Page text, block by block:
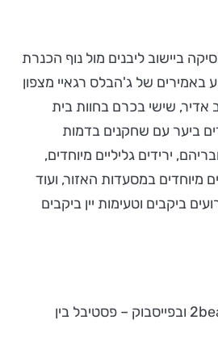
ביישוב ליבנים מול נוף הכנרת
(26.8), מופע באמירים של ג'הבלס רגאיי מצפון
אדיר, שישי בכרם בחוות בית
ביער עם שחקנים בדמות
ירידים גליליים מיוחדים,
מיוחדים במסעדות האזור, ועוד
ביקבים וטעימות יין ביקבים
למידע נוסף - 2beav.co.il ובפייסבוק – פסטיבל בין